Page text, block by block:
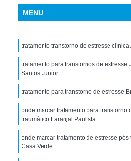
de Uso de Metanfetamina
de Uso de Substância
de Uso de êxtase
Tratamento Crise de
Tratamento para Ansiedade e
Interior de São Paulo
Transtorno de Ansiedade
MENU
tratamento transtorno de estresse clínica
tratamento para transtornos de estresse
Santos Junior
tratamento para transtorno de estresse
onde marcar tratamento para transtorno
traumático Laranjal Paulista
onde marcar tratamento de estresse pós
Casa Verde